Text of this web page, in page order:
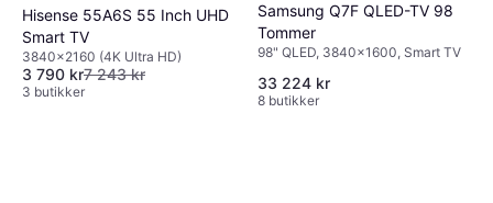
Hisense 55A6S 55 Inch UHD
Smart TV
3840x2160 (4K Ultra HD)
3 790 kr7 243 kr
3 butikker
Samsung Q7F QLED-TV 98
Tommer
98" QLED, 3840x1600, Smart TV
33 224 kr
8 butikker